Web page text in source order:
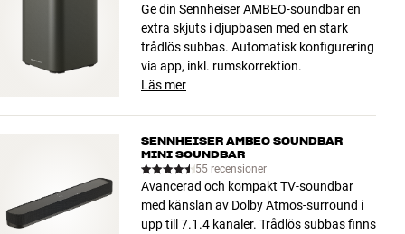
Ge din Sennheiser AMBEO-soundbar en
extra skjuts i djupbasen med en stark
trådlös subbas. Automatisk konfigurering
via app, inkl. rumskorrektion.
Läs mer
SENNHEISER AMBEO SOUNDBAR
MINI SOUNDBAR
55 recensioner
Avancerad och kompakt TV-soundbar
med känslan av Dolby Atmos-surround i
upp till 7.1.4 kanaler. Trådlös subbas finns